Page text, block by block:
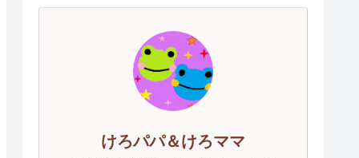
けろパパ＆けろママ